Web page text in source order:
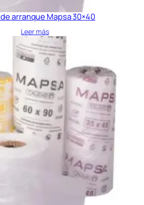
arranque Mapsa 30×40
Leer más